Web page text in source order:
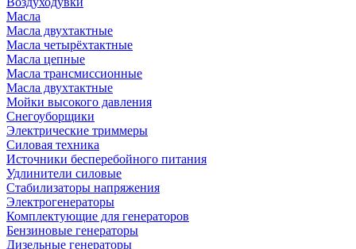
Масла
Масла двухтактные
Масла четырёхтактные
Масла цепные
Масла трансмиссионные
Масла двухтактные
Мойки высокого давления
Снегоуборщики
Электрические триммеры
Силовая техника
Источники бесперебойного питания
Удлинители силовые
Стабилизаторы напряжения
Электрогенераторы
Комплектующие для генераторов
Бензиновые генераторы
Дизельные генераторы